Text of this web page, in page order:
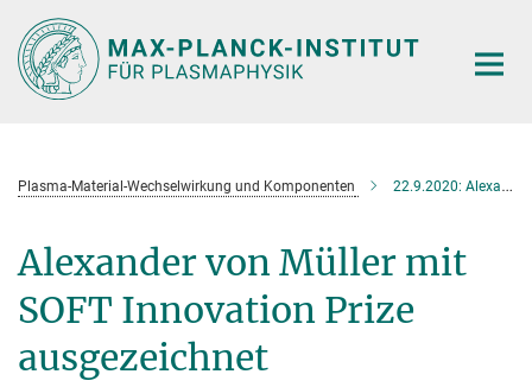
Hauptinhalt
Plasma-Material-Wechselwirkung und Komponenten 22.9.2020: Alexander von Müller mit SOFT Innovation Prize ausgezeichnet
Alexander von Müller mit
SOFT Innovation Prize
ausgezeichnet